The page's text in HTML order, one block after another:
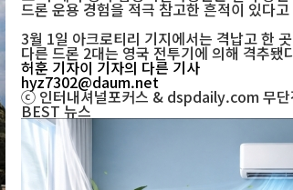
드론 운용 경험을 적극 참고한 흔적이 있다
3월 1일 아크로티리 기지에서는 격납고 한
다른 드론 2대는 영국 전투기에 의해 격추됐
허훈 기자이 기자의 다른 기사
hyz7302@daum.net
ⓒ 인터내셔널포커스 & dspdaily.com 무단
BEST뉴스